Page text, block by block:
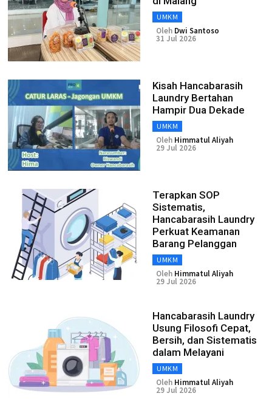
UMKM
Oleh Dwi Santoso
31 Jul 2026
Kisah Hancabarasih
Laundry Bertahan
Hampir Dua Dekade
UMKM
Oleh Himmatul Aliyah
29 Jul 2026
Terapkan SOP
Sistematis,
Hancabarasih Laundry
Perkuat Keamanan
Barang Pelanggan
UMKM
Oleh Himmatul Aliyah
29 Jul 2026
Hancabarasih Laundry
Usung Filosofi Cepat,
Bersih, dan Sistematis
dalam Melayani
UMKM
Oleh Himmatul Aliyah
29 Jul 2026